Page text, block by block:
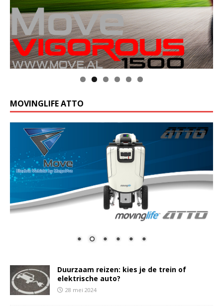
MOVINGLIFE ATTO
Duurzaam reizen: kies je de trein of
elektrische auto?
28 mei 2024